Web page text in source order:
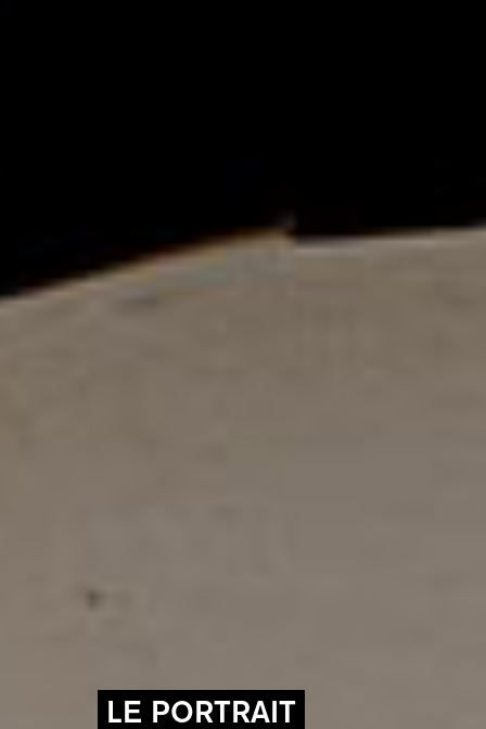
LE PORTRAIT